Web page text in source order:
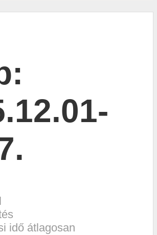
idő átlagosan